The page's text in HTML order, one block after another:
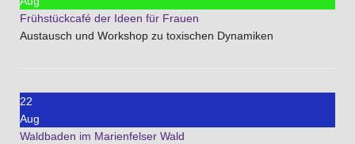
Frühstückcafé der Ideen für Frauen
Austausch und Workshop zu toxischen Dynamiken
22
Aug
Waldbaden im Marienfelser Wald